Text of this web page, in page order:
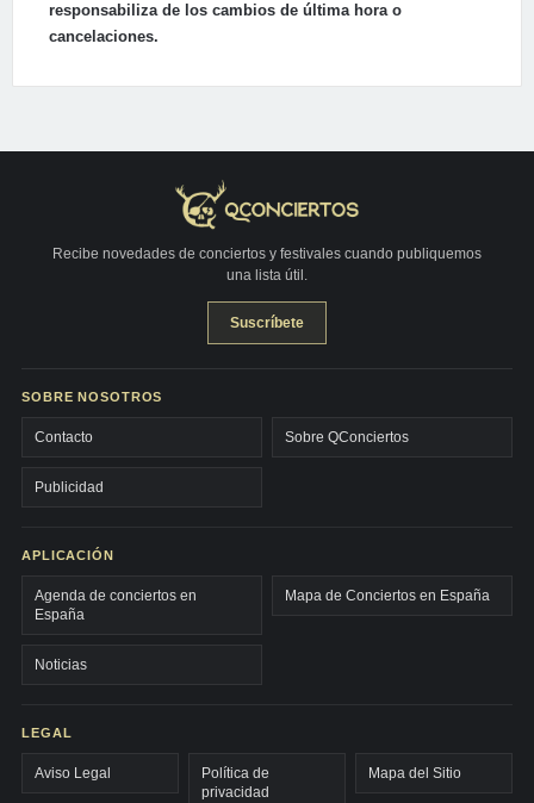
responsabiliza de los cambios de última hora o
cancelaciones.
Recibe novedades de conciertos y festivales cuando publiquemos
una lista útil.
Suscríbete
SOBRE NOSOTROS
Contacto Sobre QConciertos
Publicidad
APLICACIÓN
Agenda de conciertos en
España
Mapa de Conciertos en España
Noticias
LEGAL
Aviso Legal
Política de
privacidad
Mapa del Sitio